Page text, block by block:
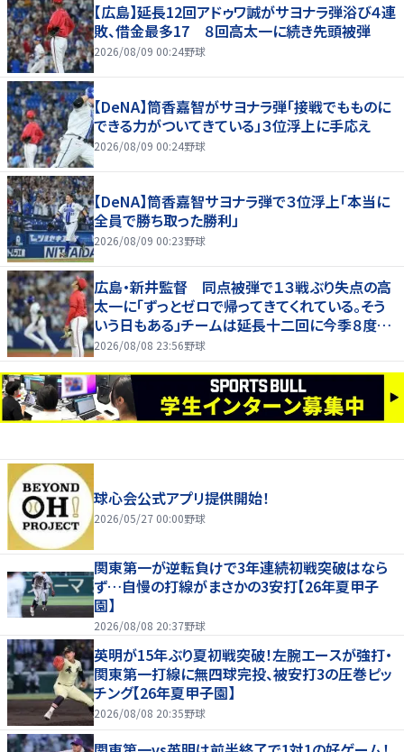
【広島】延長12回アドゥワ誠がサヨナラ弾浴び４連
敗、借金最多17 ８回高太一に続き先頭被弾
2026/08/09 00:24野球
【DeNA】筒香嘉智がサヨナラ弾「接戦でもものに
できる力がついてきている」３位浮上に手応え
2026/08/09 00:24野球
【DeNA】筒香嘉智サヨナラ弾で３位浮上「本当に
全員で勝ち取った勝利」
2026/08/09 00:23野球
広島・新井監督 同点被弾で１３戦ぶり失点の高
太一に「ずっとゼロで帰ってきてくれている。そう
いう日もある」チームは延長十二回に今季８度目
サヨナラ負け
2026/08/08 23:56野球
球心会公式アプリ提供開始！
2026/05/27 00:00野球
関東第一が逆転負けで3年連続初戦突破はなら
ず…自慢の打線がまさかの3安打【26年夏甲子
園】
2026/08/08 20:37野球
英明が15年ぶり夏初戦突破！左腕エースが強打・
関東第一打線に無四球完投、被安打3の圧巻ピッ
チング【26年夏甲子園】
2026/08/08 20:35野球